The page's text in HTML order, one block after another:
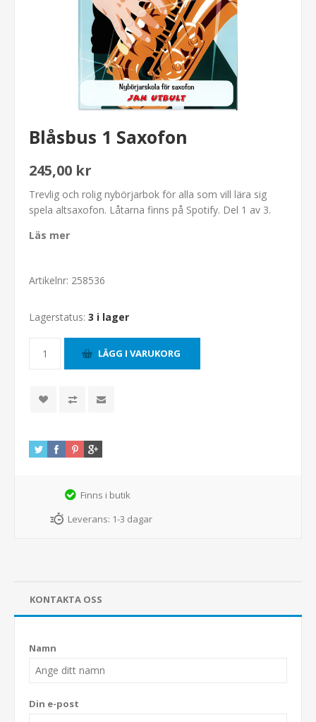
Blåsbus 1 Saxofon
245,00 kr
Trevlig och rolig nybörjarbok för alla som vill lära sig
spela altsaxofon. Låtarna finns på Spotify. Del 1 av 3.
Läs mer
Artikelnr: 258536
Lagerstatus: 3 i lager
Finns i butik
Leverans: 1-3 dagar
KONTAKTA OSS
Namn
Din e-post